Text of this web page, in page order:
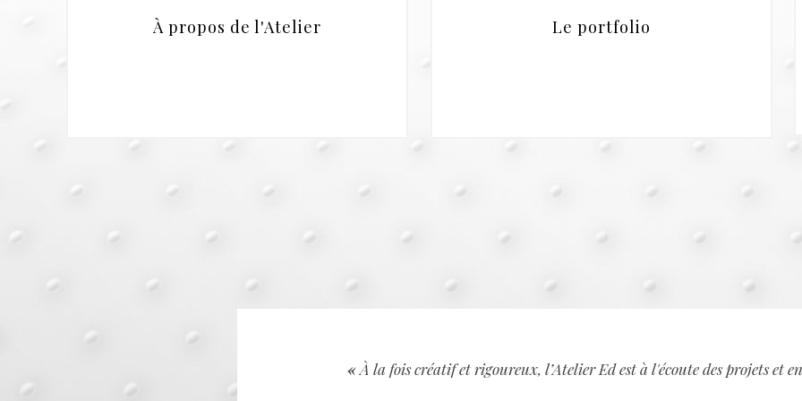
À propos de l'Atelier Le portfolio
«À la fois créatif et rigoureux, l’Atelier Ed est à l'écoute des projets et